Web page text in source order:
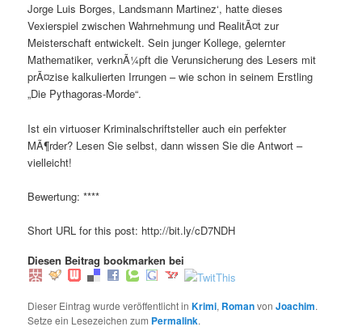
Jorge Luis Borges, Landsmann Martinez‘, hatte dieses
Vexierspiel zwischen Wahrnehmung und RealitÃ¤t zur
Meisterschaft entwickelt. Sein junger Kollege, gelernter
Mathematiker, verknÃ¼pft die Verunsicherung des Lesers mit
prÃ¤zise kalkulierten Irrungen – wie schon in seinem Erstling
„Die Pythagoras-Morde“.
Ist ein virtuoser Kriminalschriftsteller auch ein perfekter
MÃ¶rder? Lesen Sie selbst, dann wissen Sie die Antwort –
vielleicht!
Bewertung: ****
Short URL for this post: http://bit.ly/cD7NDH
Diesen Beitrag bookmarken bei
Dieser Eintrag wurde veröffentlicht inKrimi, RomanvonJoachim.
Setze ein Lesezeichen zum Permalink.